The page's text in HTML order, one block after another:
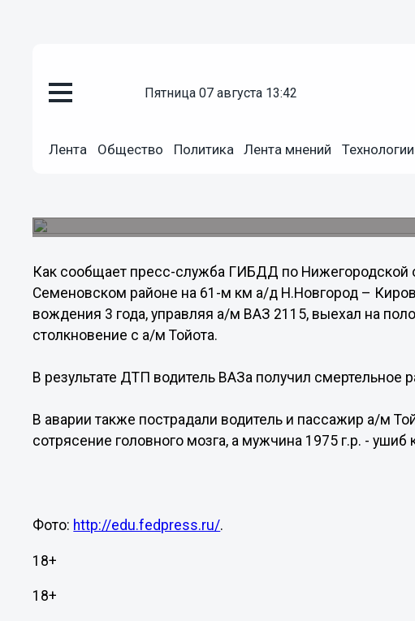
пятница 07 августа 13:42
Лента Общество Политика Лента мнений Технологии
Смертельное ДТП произошло в
Как сообщает пресс-служба ГИБДД по Нижегородской
Семеновском районе на 61-м км а/д Н.Новгород –
вождения 3 года, управляя а/м ВАЗ 2115, выехал на
столкновение с а/м Тойота.
В результате ДТП водитель ВАЗа получил смертельное
В аварии также пострадали водитель и пассажир а/м
сотрясение головного мозга, а мужчина 1975 г.р. -
Фото: http://edu.fedpress.ru/.
18+
18+